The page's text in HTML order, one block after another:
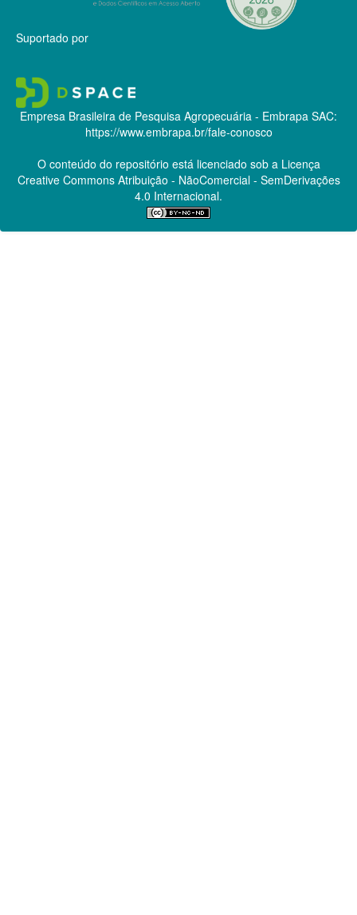
Suportado por
Empresa Brasileira de Pesquisa Agropecuária - Embrapa SAC:
https://www.embrapa.br/fale-conosco
O conteúdo do repositório está licenciado sob a Licença
Creative CommonsAtribuição - NãoComercial - SemDerivações
4.0 Internacional.